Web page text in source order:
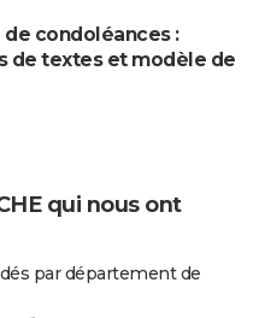
de condoléances :
de textes et modèle de
qui nous ont
par département de